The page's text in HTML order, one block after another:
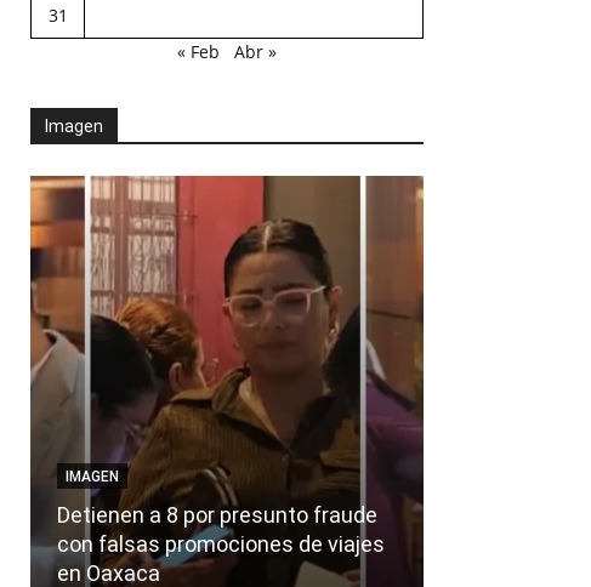
31
« Feb
Abr »
Imagen
IMAGEN
Detienen a 8 por presunto fraude
con falsas promociones de viajes
en Oaxaca